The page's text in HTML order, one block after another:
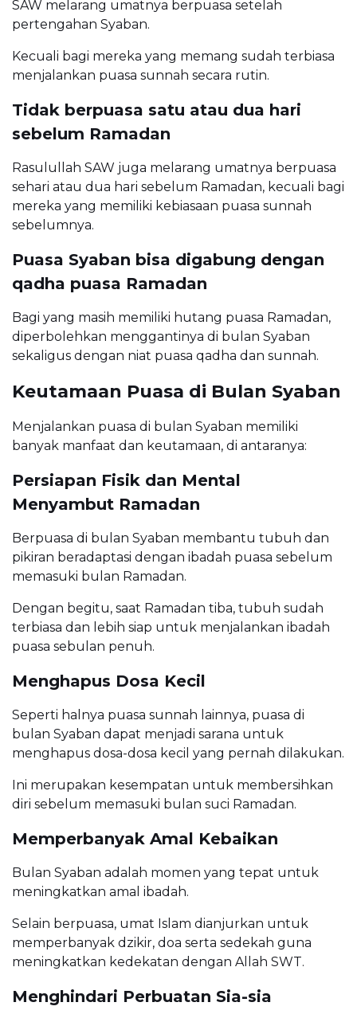
SAW melarang umatnya berpuasa setelah
pertengahan Syaban.
Kecuali bagi mereka yang memang sudah terbiasa
menjalankan puasa sunnah secara rutin.
Tidak berpuasa satu atau dua hari
sebelum Ramadan
Rasulullah SAW juga melarang umatnya berpuasa
sehari atau dua hari sebelum Ramadan, kecuali bagi
mereka yang memiliki kebiasaan puasa sunnah
sebelumnya.
Puasa Syaban bisa digabung dengan
qadha puasa Ramadan
Bagi yang masih memiliki hutang puasa Ramadan,
diperbolehkan menggantinya di bulan Syaban
sekaligus dengan niat puasa qadha dan sunnah.
Keutamaan Puasa di Bulan Syaban
Menjalankan puasa di bulan Syaban memiliki
banyak manfaat dan keutamaan, di antaranya:
Persiapan Fisik dan Mental
Menyambut Ramadan
Berpuasa di bulan Syaban membantu tubuh dan
pikiran beradaptasi dengan ibadah puasa sebelum
memasuki bulan Ramadan.
Dengan begitu, saat Ramadan tiba, tubuh sudah
terbiasa dan lebih siap untuk menjalankan ibadah
puasa sebulan penuh.
Menghapus Dosa Kecil
Seperti halnya puasa sunnah lainnya, puasa di
bulan Syaban dapat menjadi sarana untuk
menghapus dosa-dosa kecil yang pernah dilakukan.
Ini merupakan kesempatan untuk membersihkan
diri sebelum memasuki bulan suci Ramadan.
Memperbanyak Amal Kebaikan
Bulan Syaban adalah momen yang tepat untuk
meningkatkan amal ibadah.
Selain berpuasa, umat Islam dianjurkan untuk
memperbanyak dzikir, doa serta sedekah guna
meningkatkan kedekatan dengan Allah SWT.
Menghindari Perbuatan Sia-sia